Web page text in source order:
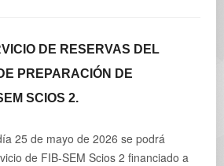
DE RESERVAS DEL
PREPARACIÓN DE
SCIOS 2.
25 de mayo de 2026 se podrá
de FIB-SEM Scios 2 financiado a